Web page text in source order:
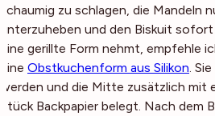
schaumig zu schlagen, die Mandeln
unterzuheben und den Biskuit
eine gerillte Form nehmt, empfehle
eine Obstkuchenform aus Silikon.
werden und die Mitte zusätzlich mit
Stück Backpapier belegt. Nach dem